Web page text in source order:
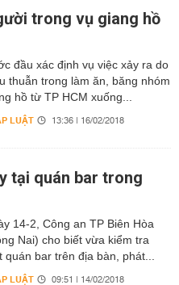
trong vụ giang hồ
đầu xác định vụ việc xảy ra do
thuẫn trong làm ăn, băng nhóm
hồ từ TP HCM xuống...
LUẬT 13:36 | 16/02/2018
tại quán bar trong
14-2, Công an TP Biên Hòa
Nai) cho biết vừa kiểm tra
quán bar trên địa bàn, phát...
LUẬT 09:51 | 14/02/2018